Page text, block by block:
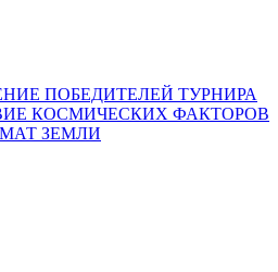
ПОБЕДИТЕЛЕЙ ТУРНИРА
КОСМИЧЕСКИХ ФАКТОРОВ
ЗЕМЛИ